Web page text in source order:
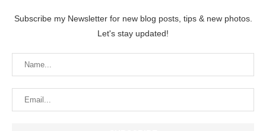
Subscribe my Newsletter for new blog posts, tips & new photos.
Let's stay updated!